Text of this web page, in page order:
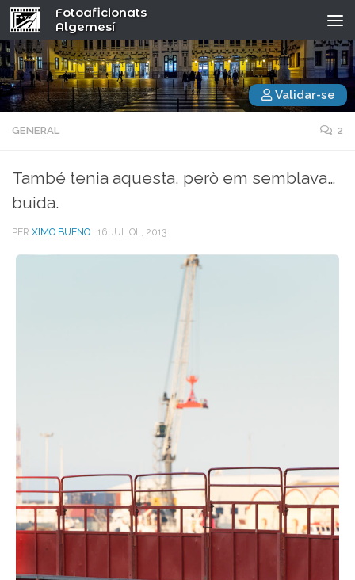
Fotoaficionats
Algemesí
Validar-se
GENERAL 2
També tenia aquesta, però em semblava…
buida.
PER XIMO BUENO · 16 JULIOL, 2013